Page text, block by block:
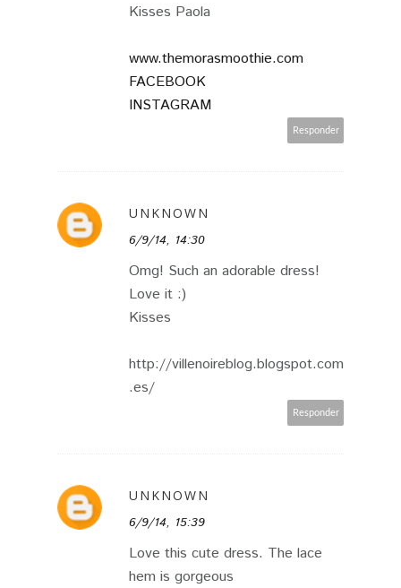
Kisses Paola
www.themorasmoothie.com
FACEBOOK
INSTAGRAM
Responder
UNKNOWN
6/9/14, 14:30
Omg! Such an adorable dress!
Love it :)
Kisses
http://villenoireblog.blogspot.com
.es/
Responder
UNKNOWN
6/9/14, 15:39
Love this cute dress. The lace
hem is gorgeous